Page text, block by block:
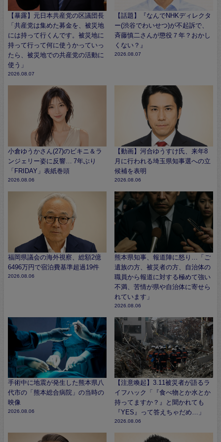
【暴露】元日本共産党の区議団長
「共産党は集めた募金を、被災地
には持って行くんです。被災地に
持って行って何に使うかっていっ
たら、被災地での共産党の活動に
使う」
2026.08.07
【話題】『なんでNHKディレクタ
ー(渋谷でわいせつ)が不起訴で、
斉藤慎二さんが懲役７年？おかし
くない？』
2026.08.07
小倉ゆうかさん(27)のビキニ＆ラ
ンジェリー姿に反響… 7年ぶり
「FRIDAY」表紙巻頭
2026.08.06
【動画】河合ゆうすけ氏、来年8
月に行われる埼玉県知事選への立
候補を表明
2026.08.06
福岡県議会の海外視察、総額2億
6496万円で宿泊費基準超過19件
2026.08.06
熊本県知事、報道陣に怒り…「ご
遺族の方、被災者の方、自治体の
職員から報道に対する極めて強い
不満、苦情が県や自治体に寄せら
れています」
2026.08.06
手術中に地震が発生した熊本県八
代市の「熊本総合病院」の当時の
映像
2026.08.06
【注意喚起】3.11被災者が語るラ
イフハック「『食べ物とか水とか
持ってますか？』と聞かれても
『YES』って答えちゃだめ…」
2026.08.06